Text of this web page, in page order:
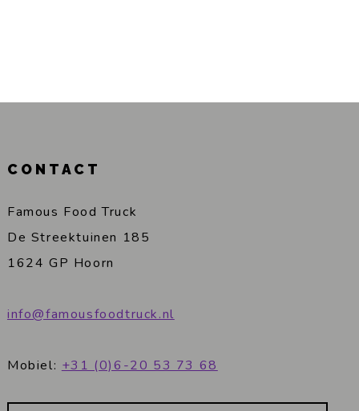
CONTACT
Famous Food Truck
De Streektuinen 185
1624 GP Hoorn
info@famousfoodtruck.nl
Mobiel: +31 (0)6-20 53 73 68
Naam